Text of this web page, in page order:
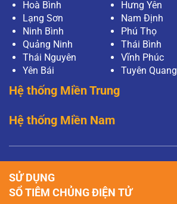
Hoà Bình
Hưng Yên
Lạng Sơn
Nam Định
Ninh Bình
Phú Thọ
Quảng Ninh
Thái Bình
Thái Nguyên
Vĩnh Phúc
Yên Bái
Tuyên Quang
Hệ thống Miền Trung
Hệ thống Miền Nam
SỬ DỤNG
SỔ TIÊM CHỦNG ĐIỆN TỬ